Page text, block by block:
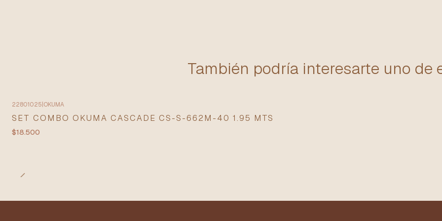
También podría interesarte uno de
22801025 OKUMA
SET COMBO OKUMA CASCADE CS-S-662M-40 1.95 MTS
$18.500